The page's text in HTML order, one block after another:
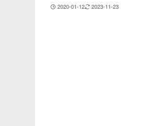
2020-01-12 2023-11-23